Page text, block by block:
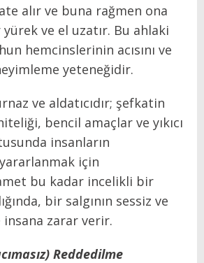
alır ve buna rağmen ona
ve el uzatır. Bu ahlaki
hemcinslerinin acısını ve
yeteneğidir.
ve aldatıcıdır; şefkatin
bencil amaçlar ve yıkıcı
insanların
yararlanmak için
bu kadar incelikli bir
bir salgının sessiz ve
zarar verir.
Reddedilme